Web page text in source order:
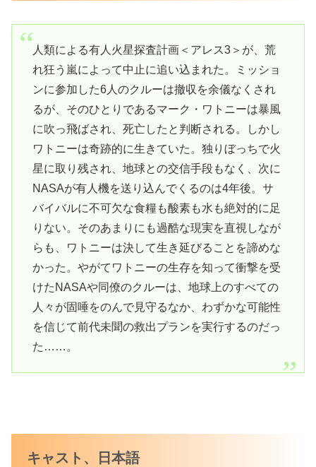
人類による有人火星探査計画＜アレス3＞が、荒
れ狂う嵐によって中止に追い込まれた。ミッショ
ンに参加した6人のクルーは撤収を余儀なくされ
るが、そのひとりであるマーク・ワトニーは暴風
に吹っ飛ばされ、死亡したと判断される。しかし
ワトニーは奇跡的に生きていた。独りぼっちで火
星に取り残され、地球との交信手段もなく、次に
NASAが有人機を送り込んでくるのは4年後。サ
バイバルに不可欠な食糧も酸素も水も絶対的に足
りない。そのあまりにも過酷な現実を直視しなが
らも、ワトニーは決して生き延びることを諦めな
かった。やがてワトニーの生存を知って衝撃を受
けたNASAや同僚のクルーは、地球上のすべての
人々が固唾をのんで見守るなか、わずかな可能性
を信じて前代未聞の救出プランを実行するのだっ
た……。
キャスト、日本語